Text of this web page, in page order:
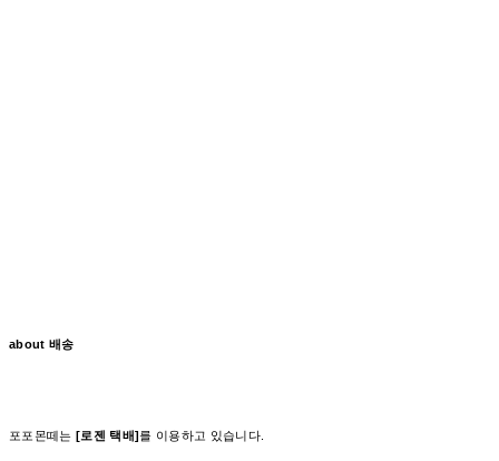
about 배송
포포몬떼는 [로젠 택배]를 이용하고 있습니다.